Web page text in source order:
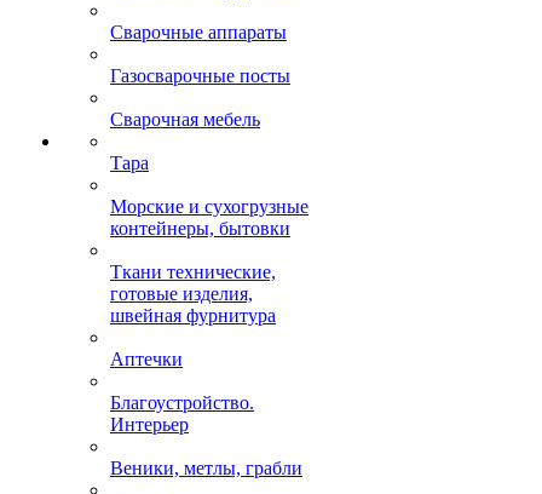
Сварочные аппараты
Газосварочные посты
Сварочная мебель
Тара
Морские и сухогрузные
контейнеры, бытовки
Ткани технические,
готовые изделия,
швейная фурнитура
Аптечки
Благоустройство.
Интерьер
Веники, метлы, грабли